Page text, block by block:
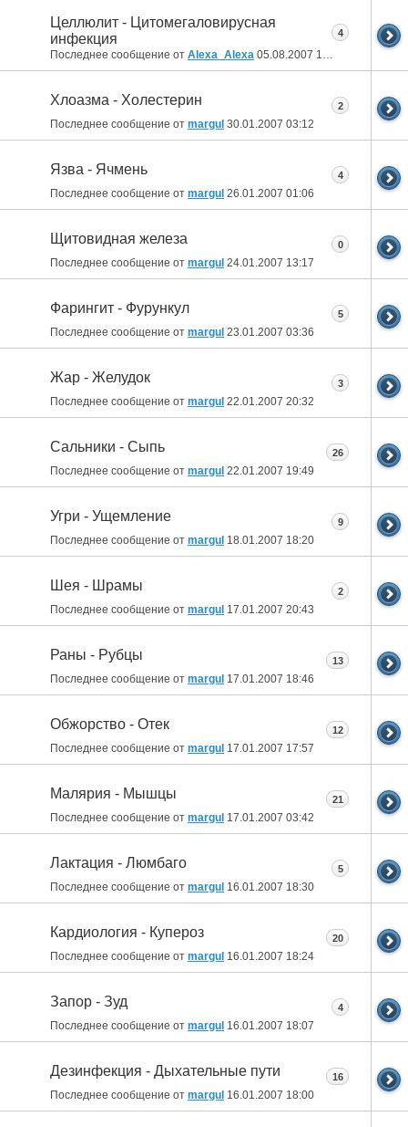
Целлюлит - Цитомегаловирусная
инфекция
Последнее сообщение от Alexa_Alexa 05.08.2007 16:30
4
Хлоазма - Холестерин
Последнее сообщение от margul 30.01.2007 03:12
2
Язва - Ячмень
Последнее сообщение от margul 26.01.2007 01:06
4
Щитовидная железа
Последнее сообщение от margul 24.01.2007 13:17
0
Фарингит - Фурункул
Последнее сообщение от margul 23.01.2007 03:36
5
Жар - Желудок
Последнее сообщение от margul 22.01.2007 20:32
3
Сальники - Сыпь
Последнее сообщение от margul 22.01.2007 19:49
26
Угри - Ущемление
Последнее сообщение от margul 18.01.2007 18:20
9
Шея - Шрамы
Последнее сообщение от margul 17.01.2007 20:43
2
Раны - Рубцы
Последнее сообщение от margul 17.01.2007 18:46
13
Обжорство - Отек
Последнее сообщение от margul 17.01.2007 17:57
12
Малярия - Мышцы
Последнее сообщение от margul 17.01.2007 03:42
21
Лактация - Люмбаго
Последнее сообщение от margul 16.01.2007 18:30
5
Кардиология - Купероз
Последнее сообщение от margul 16.01.2007 18:24
20
Запор - Зуд
Последнее сообщение от margul 16.01.2007 18:07
4
Дезинфекция - Дыхательные пути
Последнее сообщение от margul 16.01.2007 18:00
16